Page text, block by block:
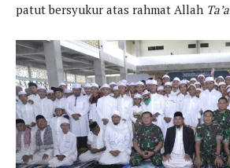
patut bersyukur atas rahmat Allah